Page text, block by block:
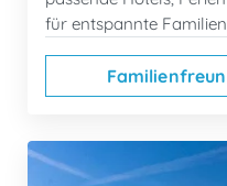
für entspannte